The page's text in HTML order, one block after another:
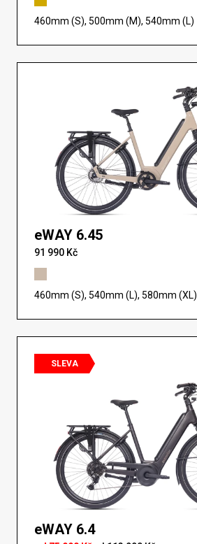
460mm (S), 500mm (M), 540mm (L)
eWAY 6.45
91 990 Kč
460mm (S), 540mm (L), 580mm (XL)
SLEVA
eWAY 6.4